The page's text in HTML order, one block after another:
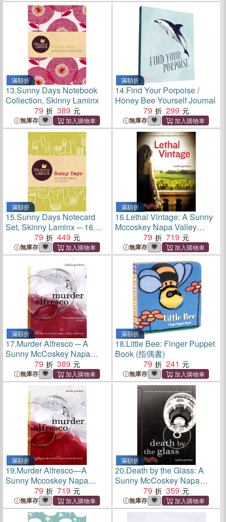
滿額折
13.Sunny Days Notebook
Collection, Skinny Laminx
79
389
無庫存
滿額折
14.Find Your Porpoise /
Honey Bee Yourself Journal
79
299
無庫存
滿額折
15.Sunny Days Notecard
Set, Skinny Laminx ─ 16
Notecards With Envelopes
79 449
無庫存
滿額折
16.Lethal Vintage: A Sunny
Mccoskey Napa Valley
79 719
無庫存
滿額折
17.Murder Alfresco ─ A
Sunny McCoskey Napa
Valley Mystery
79 389
無庫存
滿額折
18.Little Bee: Finger Puppet
Book (指偶書)
79
241
無庫存
滿額折
19.Murder Alfresco—A
Sunny Mccoskey Napa
Valley Mystery
79 719
無庫存
滿額折
20.Death by the Glass: A
Sunny McCoskey Napa
Valley Mystery
79 359
無庫存